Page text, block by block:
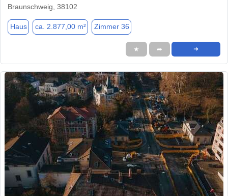
Braunschweig, 38102
Haus ca. 2.877,00 m² Zimmer 36
★ ➦ ➜